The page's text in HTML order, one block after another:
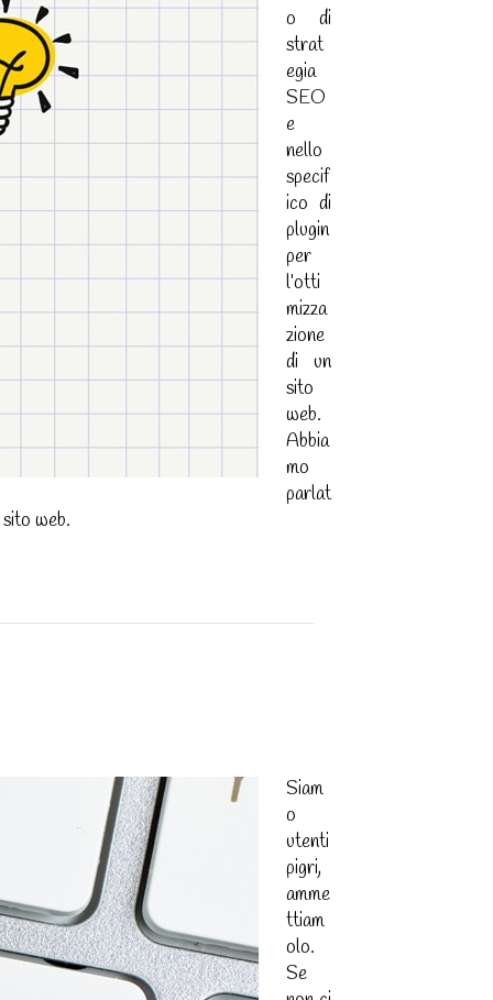
o di
strat
egia
SEO
e
nello
specif
ico di
plugin
per
l’otti
mizza
zione
di un
sito
web.
Abbia
mo
parlat
web.
Siam
o
utenti
pigri,
amme
ttiam
olo.
Se